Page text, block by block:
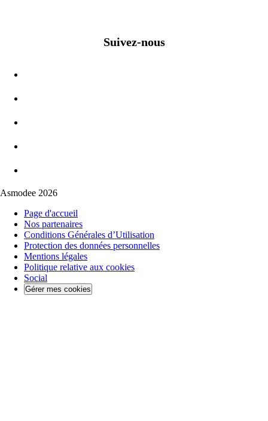
Suivez-nous
Asmodee 2026
Page d'accueil
Nos partenaires
Conditions Générales d’Utilisation
Protection des données personnelles
Mentions légales
Politique relative aux cookies
Social
Gérer mes cookies